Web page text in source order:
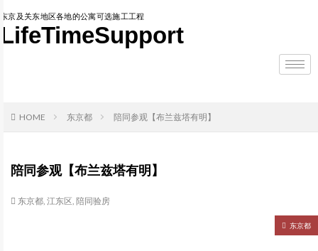
东京及关东地区各地的公寓可选施工工程
LifeTimeSupport
HOME 东京都 陪同参观【布兰兹塔有明】
陪同参观【布兰兹塔有明】
东京都, 江东区, 陪同验房
东京都